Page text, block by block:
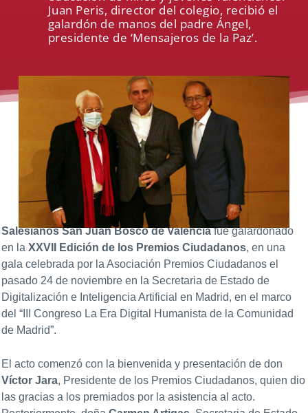
Juan Peris, director del colegio, recibió el
galardón de manos del padre Ángel,
presidente de ‘Mensajeros de la Paz’.
Salesianos San Juan Bosco de Valenciafue galardonado
en laXXVII Edición de los Premios Ciudadanos, en una
gala celebrada por la Asociación Premios Ciudadanos el
pasado 24 de noviembre en la Secretaria de Estado de
Digitalización e Inteligencia Artificial en Madrid, en el marco
del “III Congreso La Era Digital Humanista de la Comunidad
de Madrid”.
El acto comenzó con la bienvenida y presentación de don
Víctor Jara, Presidente de los Premios Ciudadanos, quien dio
las gracias a los premiados por la asistencia al acto.